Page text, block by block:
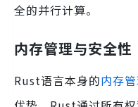
全的并行计算。
内存管理与安全性
Rust语言本身的内存